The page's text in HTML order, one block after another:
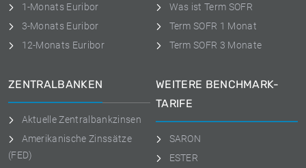
1-Monats Euribor
3-Monats Euribor
12-Monats Euribor
Was ist Term SOFR
Term SOFR 1 Monat
Term SOFR 3 Monate
ZENTRALBANKEN
Aktuelle Zentralbankzinsen
Amerikanische Zinssätze
(FED)
WEITERE BENCHMARK-
TARIFE
SARON
ESTER